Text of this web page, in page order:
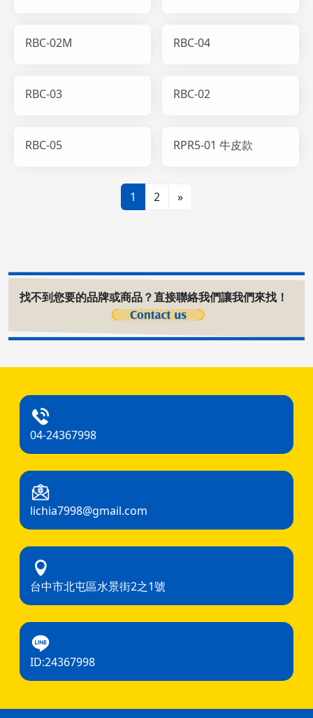
RBC-02M RBC-04
RBC-03 RBC-02
RBC-05 RPR5-01 牛皮款
1 2 »
找不到您要的品牌或商品？直接聯絡我們讓我們來找！
04-24367998
lichia7998@gmail.com
台中市北屯區水景街2之1號
ID:24367998